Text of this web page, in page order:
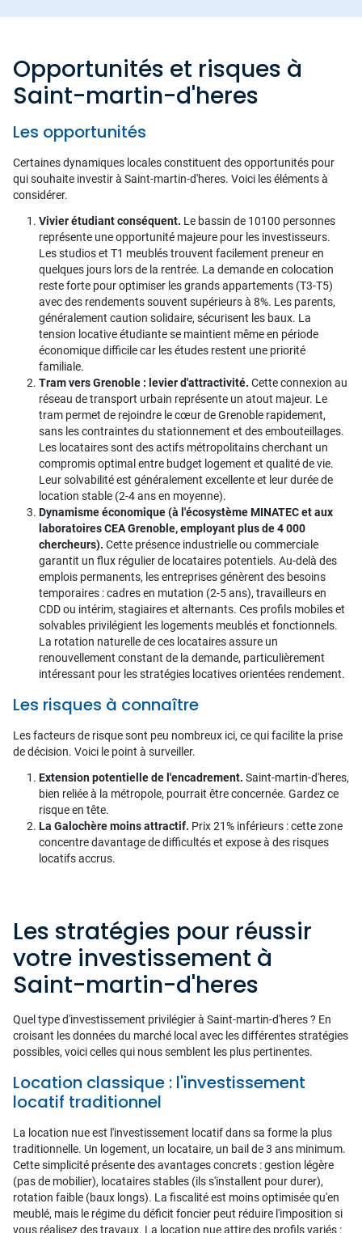
Opportunités et risques à
Saint-martin-d'heres
Les opportunités
Certaines dynamiques locales constituent des opportunités pour
qui souhaite investir à Saint-martin-d'heres. Voici les éléments à
considérer.
Vivier étudiant conséquent. Le bassin de 10100 personnes
représente une opportunité majeure pour les investisseurs.
Les studios et T1 meublés trouvent facilement preneur en
quelques jours lors de la rentrée. La demande en colocation
reste forte pour optimiser les grands appartements (T3-T5)
avec des rendements souvent supérieurs à 8%. Les parents,
généralement caution solidaire, sécurisent les baux. La
tension locative étudiante se maintient même en période
économique difficile car les études restent une priorité
familiale.
Tram vers Grenoble : levier d'attractivité. Cette connexion au
réseau de transport urbain représente un atout majeur. Le
tram permet de rejoindre le cœur de Grenoble rapidement,
sans les contraintes du stationnement et des embouteillages.
Les locataires sont des actifs métropolitains cherchant un
compromis optimal entre budget logement et qualité de vie.
Leur solvabilité est généralement excellente et leur durée de
location stable (2-4 ans en moyenne).
Dynamisme économique (à l'écosystème MINATEC et aux
laboratoires CEA Grenoble, employant plus de 4 000
chercheurs). Cette présence industrielle ou commerciale
garantit un flux régulier de locataires potentiels. Au-delà des
emplois permanents, les entreprises génèrent des besoins
temporaires : cadres en mutation (2-5 ans), travailleurs en
CDD ou intérim, stagiaires et alternants. Ces profils mobiles et
solvables privilégient les logements meublés et fonctionnels.
La rotation naturelle de ces locataires assure un
renouvellement constant de la demande, particulièrement
intéressant pour les stratégies locatives orientées rendement.
Les risques à connaître
Les facteurs de risque sont peu nombreux ici, ce qui facilite la prise
de décision. Voici le point à surveiller.
Extension potentielle de l'encadrement. Saint-martin-d'heres,
bien reliée à la métropole, pourrait être concernée. Gardez ce
risque en tête.
La Galochère moins attractif. Prix 21% inférieurs : cette zone
concentre davantage de difficultés et expose à des risques
locatifs accrus.
Les stratégies pour réussir
votre investissement à
Saint-martin-d'heres
Quel type d'investissement privilégier à Saint-martin-d'heres ? En
croisant les données du marché local avec les différentes stratégies
possibles, voici celles qui nous semblent les plus pertinentes.
Location classique : l'investissement
locatif traditionnel
La location nue est l'investissement locatif dans sa forme la plus
traditionnelle. Un logement, un locataire, un bail de 3 ans minimum.
Cette simplicité présente des avantages concrets : gestion légère
(pas de mobilier), locataires stables (ils s'installent pour durer),
rotation faible (baux longs). La fiscalité est moins optimisée qu'en
meublé, mais le régime du déficit foncier peut réduire l'imposition si
vous réalisez des travaux. La location nue attire des profils variés :